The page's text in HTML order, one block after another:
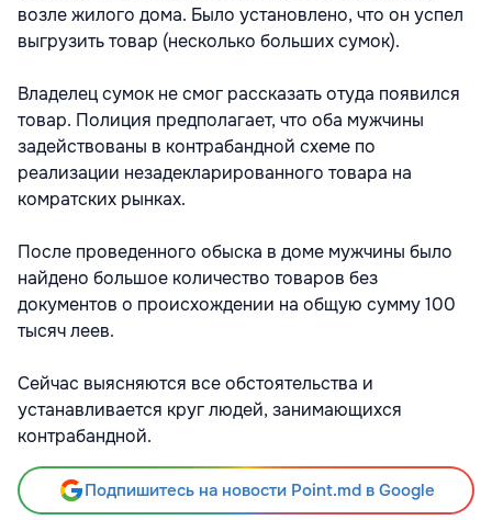
возле жилого дома. Было установлено, что он успел
выгрузить товар (несколько больших сумок).
Владелец сумок не смог рассказать отуда появился
товар. Полиция предполагает, что оба мужчины
задействованы в контрабандной схеме по
реализации незадекларированного товара на
комратских рынках.
После проведенного обыска в доме мужчины было
найдено большое количество товаров без
документов о происхождении на общую сумму 100
тысяч леев.
Сейчас выясняются все обстоятельства и
устанавливается круг людей, занимающихся
контрабандной.
Подпишитесь на новости Point.md в Google